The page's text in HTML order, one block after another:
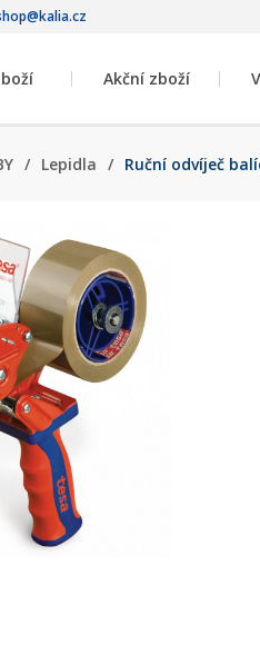
Akční zboží
/ Lepidla / Ruční odvíječ